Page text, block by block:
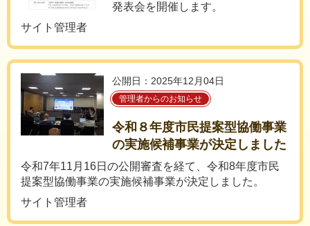
発表会を開催します。
サイト管理者
公開日：2025年12月04日
管理者からのお知らせ
令和８年度市民提案型協働事業
の実施候補事業が決定しました
令和7年11月16日の公開審査を経て、令和8年度市民
提案型協働事業の実施候補事業が決定しました。
サイト管理者